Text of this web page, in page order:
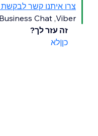
צרו איתנו קשר לבקשת
Viber,‏ Apple Business Chat ו-Yelp.
זה עזר לך?
כן|לא